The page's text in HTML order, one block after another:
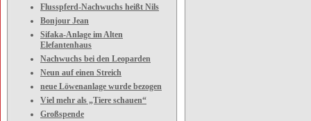
Flusspferd-Nachwuchs heißt Nils
Bonjour Jean
Sifaka-Anlage im Alten
Elefantenhaus
Nachwuchs bei den Leoparden
Neun auf einen Streich
neue Löwenanlage wurde bezogen
Viel mehr als „Tiere schauen“
Großspende